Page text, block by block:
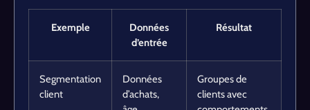
Exemple
Données
d’entrée
Résultat
Segmentation
client
Données
d’achats,
Groupes de
clients avec